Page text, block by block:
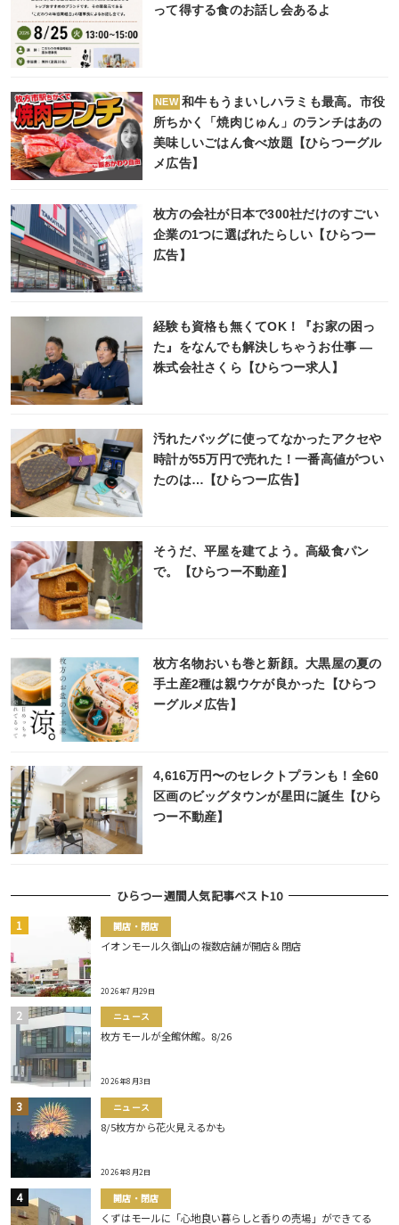
って得する食のお話し会あるよ
NEW 和牛もうまいしハラミも最高。市役
所ちかく「焼肉じゅん」のランチはあの
美味しいごはん食べ放題【ひらつーグル
メ広告】
枚方の会社が日本で300社だけのすごい
企業の1つに選ばれたらしい【ひらつー
広告】
経験も資格も無くてOK！『お家の困っ
た』をなんでも解決しちゃうお仕事 ―
株式会社さくら【ひらつー求人】
汚れたバッグに使ってなかったアクセや
時計が55万円で売れた！一番高値がつい
たのは…【ひらつー広告】
そうだ、平屋を建てよう。高級食パン
で。【ひらつー不動産】
枚方名物おいも巻と新顔。大黒屋の夏の
手土産2種は親ウケが良かった【ひらつ
ーグルメ広告】
4,616万円〜のセレクトプランも！全60
区画のビッグタウンが星田に誕生【ひら
つー不動産】
ひらつー週間人気記事ベスト10
開店・閉店
イオンモール久御山の複数店舗が開店＆閉店
2026年7月29日
ニュース
枚方モールが全館休館。8/26
2026年8月3日
ニュース
8/5枚方から花火見えるかも
2026年8月2日
開店・閉店
くずはモールに「心地良い暮らしと香りの売場」ができてる